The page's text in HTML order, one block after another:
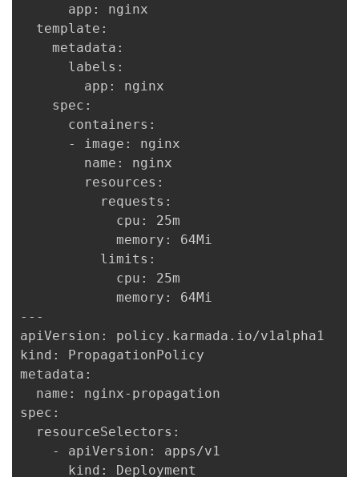
      app: nginx
  template:
    metadata:
      labels:
        app: nginx
    spec:
      containers:
      - image: nginx
        name: nginx
        resources:
          requests:
            cpu: 25m
            memory: 64Mi
          limits:
            cpu: 25m
            memory: 64Mi
---
apiVersion: policy.karmada.io/v1alpha1
kind: PropagationPolicy
metadata:
  name: nginx-propagation
spec:
  resourceSelectors:
    - apiVersion: apps/v1
      kind: Deployment